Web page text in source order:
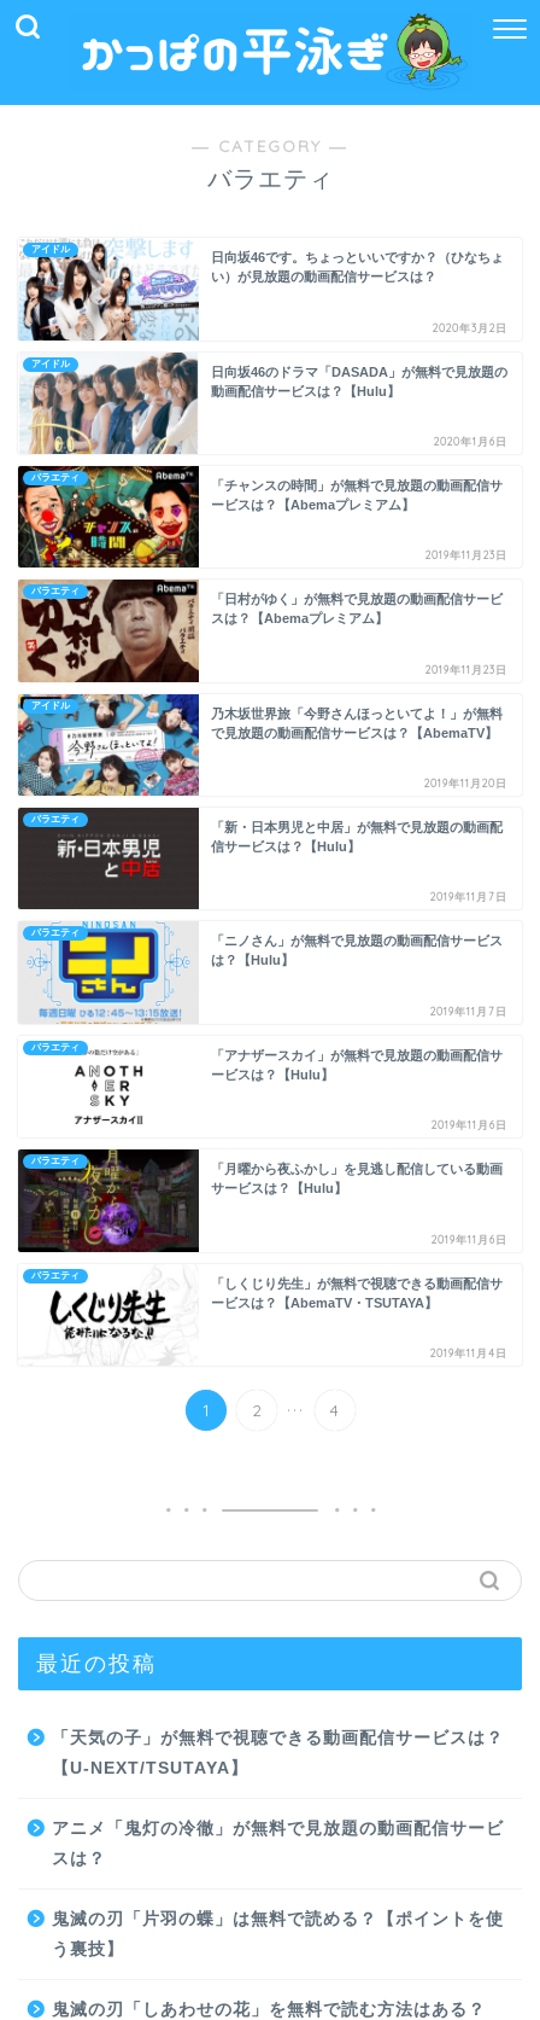
― CATEGORY ―
バラエティ
アイドル
日向坂46です。ちょっといいですか？（ひなちょ
い）が見放題の動画配信サービスは？
2020年3月2日
アイドル
日向坂46のドラマ「DASADA」が無料で見放題の
動画配信サービスは？【Hulu】
2020年1月6日
バラエティ
「チャンスの時間」が無料で見放題の動画配信サ
ービスは？【Abemaプレミアム】
2019年11月23日
バラエティ
「日村がゆく」が無料で見放題の動画配信サービ
スは？【Abemaプレミアム】
2019年11月23日
アイドル
乃木坂世界旅「今野さんほっといてよ！」が無料
で見放題の動画配信サービスは？【AbemaTV】
2019年11月20日
バラエティ
「新・日本男児と中居」が無料で見放題の動画配
信サービスは？【Hulu】
2019年11月7日
バラエティ
「ニノさん」が無料で見放題の動画配信サービス
は？【Hulu】
2019年11月7日
バラエティ
「アナザースカイ」が無料で見放題の動画配信サ
ービスは？【Hulu】
2019年11月6日
バラエティ
「月曜から夜ふかし」を見逃し配信している動画
サービスは？【Hulu】
2019年11月6日
バラエティ
「しくじり先生」が無料で視聴できる動画配信サ
ービスは？【AbemaTV・TSUTAYA】
2019年11月4日
1 2 ... 4
最近の投稿
「天気の子」が無料で視聴できる動画配信サービスは？
【U-NEXT/TSUTAYA】
アニメ「鬼灯の冷徹」が無料で見放題の動画配信サービ
スは？
鬼滅の刃「片羽の蝶」は無料で読める？【ポイントを使
う裏技】
鬼滅の刃「しあわせの花」を無料で読む方法はある？